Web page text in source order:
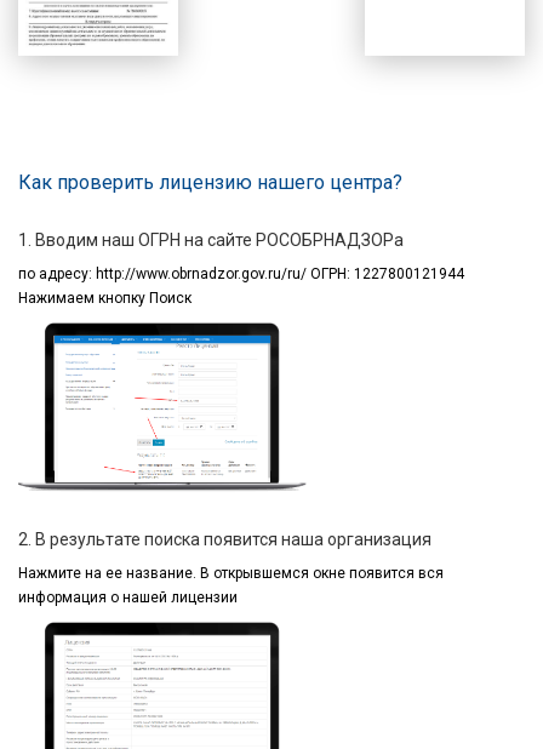
Как проверить лицензию нашего центра?
1. Вводим наш ОГРН на сайте РОСОБРНАДЗОРа
по адресу: http://www.obrnadzor.gov.ru/ru/ ОГРН: 1227800121944
Нажимаем кнопку Поиск
2. В результате поиска появится наша организация
Нажмите на ее название. В открывшемся окне появится вся
информация о нашей лицензии